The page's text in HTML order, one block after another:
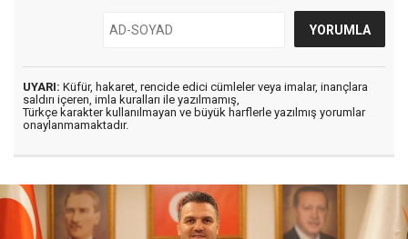
UYARI: Küfür, hakaret, rencide edici cümleler veya imalar, inançlara
saldırı içeren, imla kuralları ile yazılmamış,
Türkçe karakter kullanılmayan ve büyük harflerle yazılmış yorumlar
onaylanmamaktadır.